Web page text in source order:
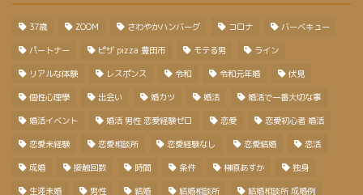
37歳 ZOOM さわやかハンバーグ コロナ バーベキュー
パートナー ピザ pizza 豊田市 モテる男 ライン
リアルな体験 レスポンス 令和 令和元年婚 伏見
個性心理學 出会い 婚カツ 婚活 婚活で一番大切な事
婚活イベント 婚活 男性 恋愛経験ゼロ 恋愛 恋愛初心者 婚活
恋愛未経験 恋愛相談所 恋愛経験なし 恋愛結婚 恋活
成婚 接触回数 時間 条件 榊原あすか 独身
生涯未婚 男性 結婚 結婚相談所 結婚相談所 成婚例